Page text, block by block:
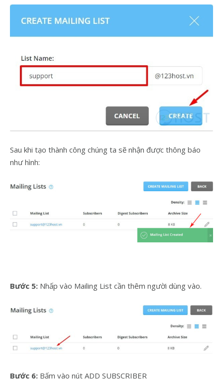
Sau khi tạo thành công chúng ta sẽ nhận được thông báo
như hình:
Bước 5: Nhấp vào Mailing List cần thêm người dùng vào.
Bước 6: Bấm vào nút ADD SUBSCRIBER